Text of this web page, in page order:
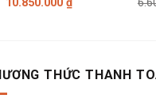
hiện
THỨC THANH